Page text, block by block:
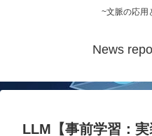
~文脈の応用
News
LLM【事前学習：実